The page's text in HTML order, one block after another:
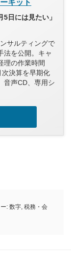
キット
日には見たい」
サルティングで
法を公開。キャ
理の作業時間
決算を早期化
音声CD、専用シ
: 数字 税務・会